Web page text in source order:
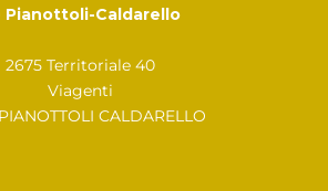
Pianottoli-Caldarello
2675 Territoriale 40
Viagenti
CALDARELLO